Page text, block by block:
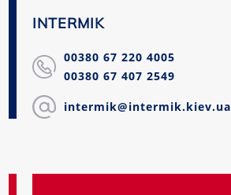
INTERMIK
00380 67 220 4005
00380 67 407 2549
intermik@intermik.kiev.ua